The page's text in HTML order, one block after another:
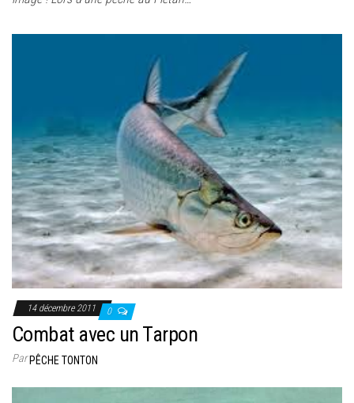
14 décembre 2011 0
Combat avec un Tarpon
ParPÊCHE TONTON